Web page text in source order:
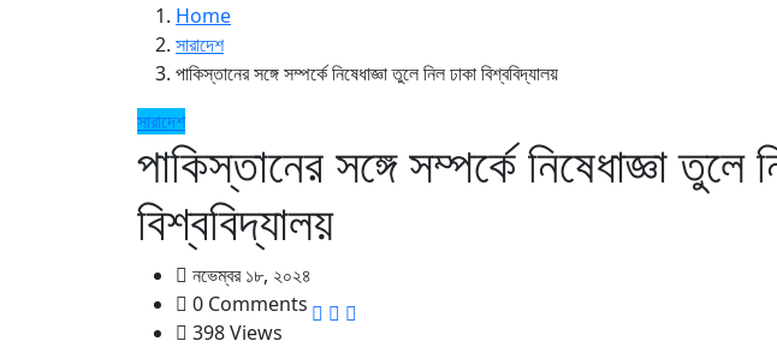
Home
সারাদেশ
পাকিস্তানের সঙ্গে সম্পর্কে নিষেধাজ্ঞা তুলে নিল ঢাকা বিশ্ববিদ্যালয়
সারাদেশ
পাকিস্তানের সঙ্গে সম্পর্কে নিষেধাজ্ঞা তুলে
বিশ্ববিদ্যালয়
নভেম্বর ১৮, ২০২৪
0 Comments
398 Views